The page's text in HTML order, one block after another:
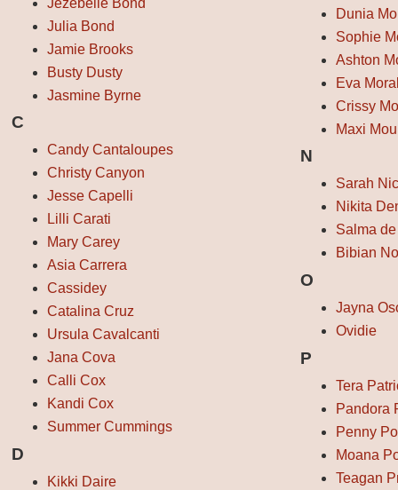
Julia Bond
Jamie Brooks
Busty Dusty
Jasmine Byrne
C
Candy Cantaloupes
Christy Canyon
Jesse Capelli
Lilli Carati
Mary Carey
Asia Carrera
Cassidey
Catalina Cruz
Ursula Cavalcanti
Jana Cova
Calli Cox
Kandi Cox
Summer Cummings
D
Kikki Daire
Dunia
Sophie
Ashton
Eva
Crissy
Maxi
N
Sarah
Nikita
Salma
Bibian
O
Jayna
Ovidie
P
Tera
Pandora
Penny
Moana
Teagan